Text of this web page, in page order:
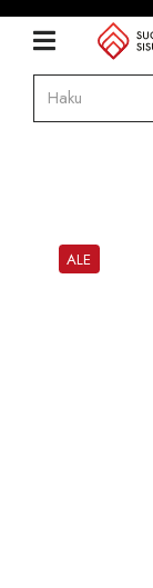
ALE